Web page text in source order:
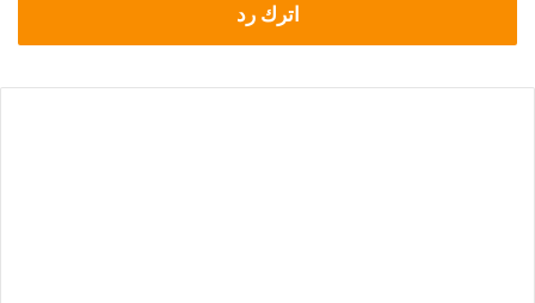
اترك رد